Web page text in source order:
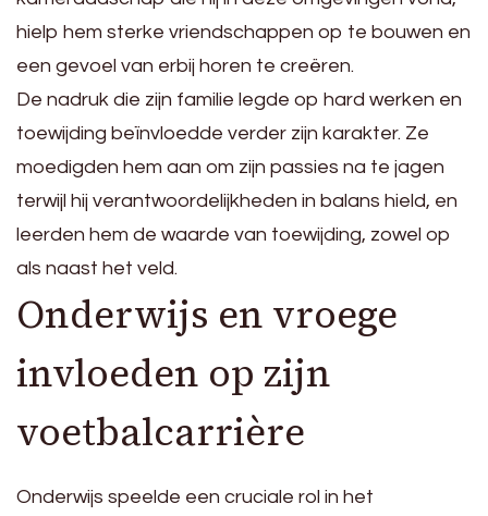
hielp hem sterke vriendschappen op te bouwen en
een gevoel van erbij horen te creëren.
De nadruk die zijn familie legde op hard werken en
toewijding beïnvloedde verder zijn karakter. Ze
moedigden hem aan om zijn passies na te jagen
terwijl hij verantwoordelijkheden in balans hield, en
leerden hem de waarde van toewijding, zowel op
als naast het veld.
Onderwijs en vroege
invloeden op zijn
voetbalcarrière
Onderwijs speelde een cruciale rol in het